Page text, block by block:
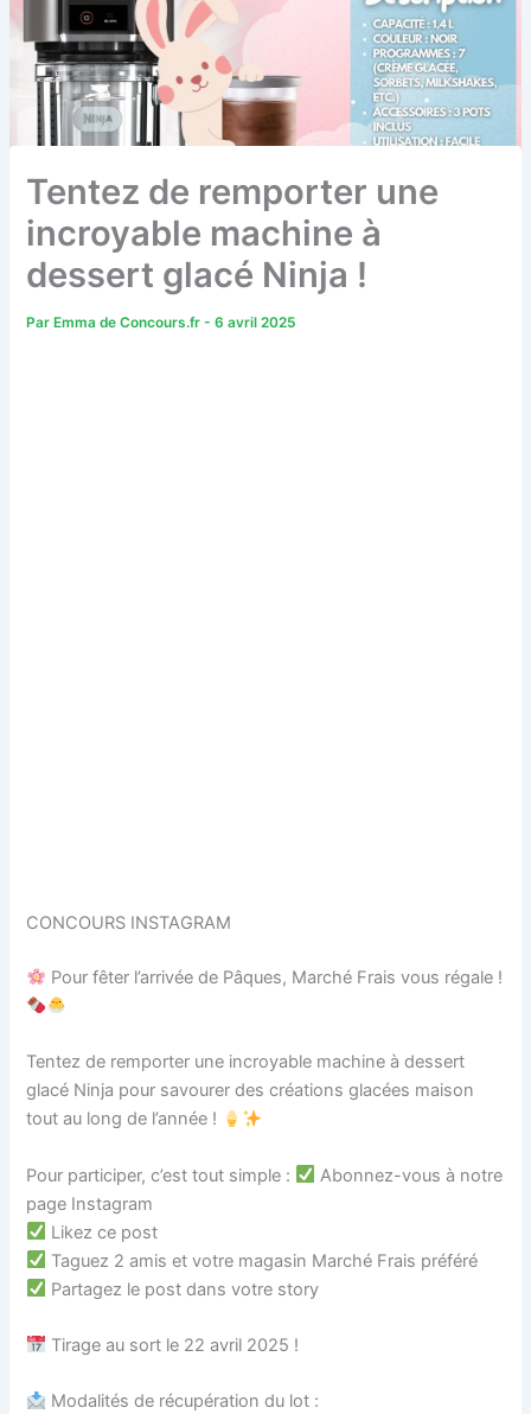
Tentez de remporter une
incroyable machine à
dessert glacé Ninja !
Par Emma de Concours.fr-6 avril 2025
CONCOURS INSTAGRAM
Pour fêter l’arrivée de Pâques, Marché Frais vous régale !
Tentez de remporter une incroyable machine à dessert
glacé Ninja pour savourer des créations glacées maison
tout au long de l’année !
Pour participer, c’est tout simple :
Abonnez-vous à notre
page Instagram
Likez ce post
Taguez 2 amis et votre magasin Marché Frais préféré
Partagez le post dans votre story
Tirage au sort le 22 avril 2025 !
Modalités de récupération du lot :